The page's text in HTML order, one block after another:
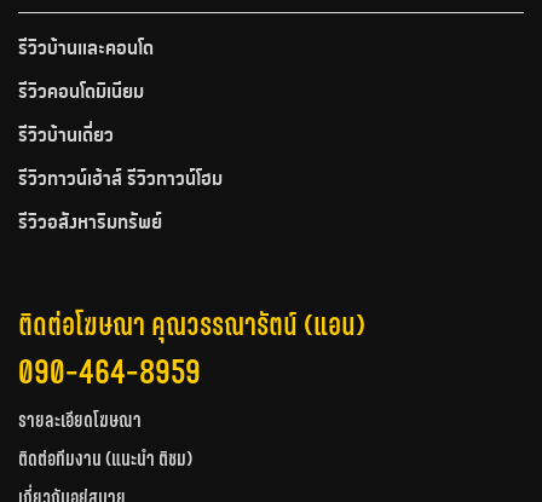
รีวิวบ้านและคอนโด
รีวิวคอนโดมิเนียม
รีวิวบ้านเดี่ยว
รีวิวทาวน์เฮ้าส์ รีวิวทาวน์โฮม
รีวิวอสังหาริมทรัพย์
ติดต่อโฆษณา คุณวรรณารัตน์ (แอน)
090-464-8959
รายละเอียดโฆษณา
ติดต่อทีมงาน (แนะนำ ติชม)